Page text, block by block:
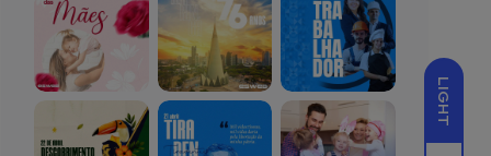
LIGHT